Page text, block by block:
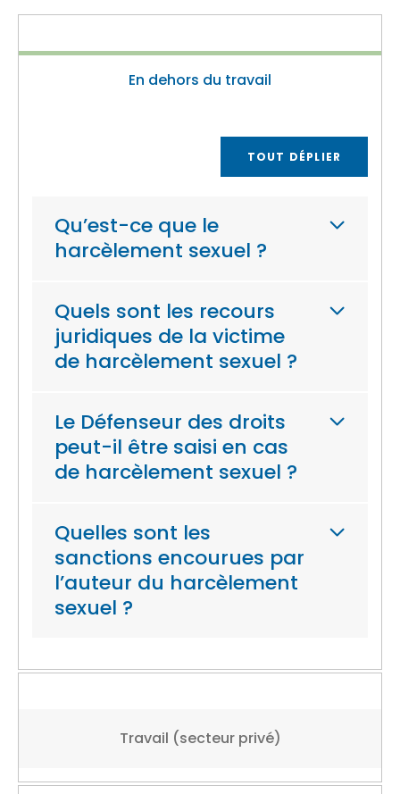
En dehors du travail
TOUT DÉPLIER
Qu’est-ce que le
harcèlement sexuel ?
Quels sont les recours
juridiques de la victime
de harcèlement sexuel ?
Le Défenseur des droits
peut-il être saisi en cas
de harcèlement sexuel ?
Quelles sont les
sanctions encourues par
l’auteur du harcèlement
sexuel ?
Travail (secteur privé)